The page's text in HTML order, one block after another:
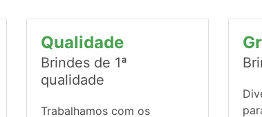
Qualidade
Brindes de 1ª
qualidade
Trabalhamos com os